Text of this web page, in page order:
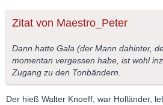
Zitat von Maestro_Peter
Dann hatte Gala (der Mann dahinter,
momentan vergessen habe, ist wohl
Zugang zu den Tonbändern.
Der hieß Walter Knoeff, war Holländer,